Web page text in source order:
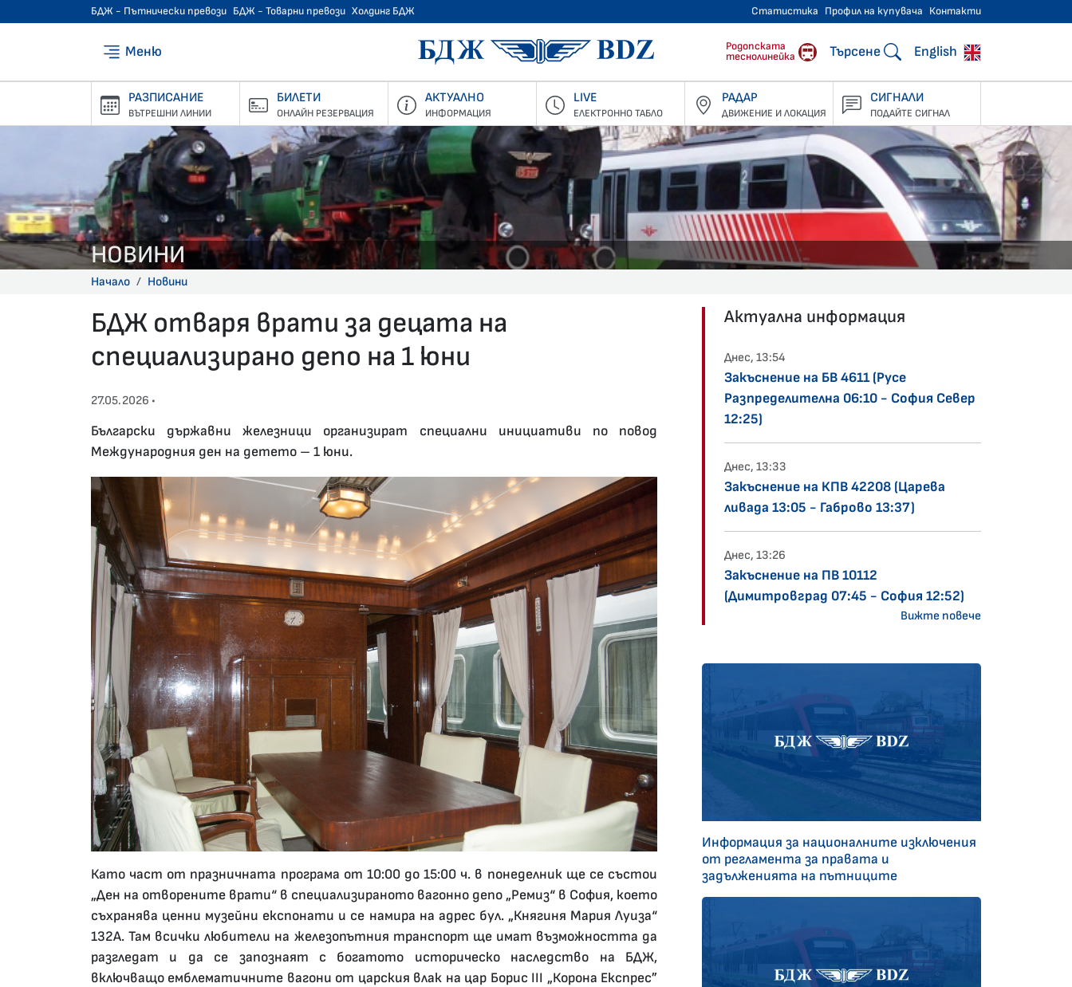
БДЖ - Пътнически превози БДЖ - Товарни превози Холдинг БДЖ Статистика Профил на купувача Контакти
Меню БДЖ - Пътнически превози
Родопската
теснолинейка
Търсене English
РАЗПИСАНИЕ
ВЪТРЕШНИ ЛИНИИ
БИЛЕТИ
ОНЛАЙН РЕЗЕРВАЦИЯ
АКТУАЛНО
ИНФОРМАЦИЯ
LIVE
ЕЛЕКТРОННО ТАБЛО
РАДАР
ДВИЖЕНИЕ И ЛОКАЦИЯ
СИГНАЛИ
ПОДАЙТЕ СИГНАЛ
НОВИНИ
Начало Новини
БДЖ отваря врати за децата на
специализирано депо на 1 юни
27.05.2026 •
Български държавни железници организират специални инициативи по повод
Международния ден на детето – 1 юни.
Като част от празничната програма от 10:00 до 15:00 ч. в понеделник ще се състои
„Ден на отворените врати“ в специализираното вагонно депо „Ремиз“ в София, което
съхранява ценни музейни експонати и се намира на адрес бул. „Княгиня Мария Луиза“
132А. Там всички любители на железопътния транспорт ще имат възможността да
разгледат и да се запознаят с богатото историческо наследство на БДЖ,
включващо емблематичните вагони от царския влак на цар Борис III „Корона Eкспрес”
Актуална информация
Днес, 13:54
Закъснение на БВ 4611 (Русе
Разпределителна 06:10 - София Север
12:25)
Днес, 13:33
Закъснение на КПВ 42208 (Царева
ливада 13:05 - Габрово 13:37)
Днес, 13:26
Закъснение на ПВ 10112
(Димитровград 07:45 - София 12:52)
Вижте повече
Информация за националните изключения
от регламента за правата и
задълженията на пътниците